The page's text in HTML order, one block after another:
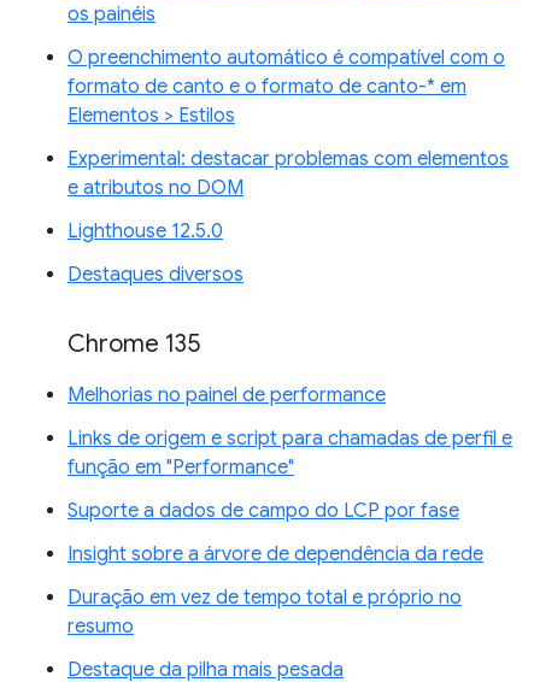
os painéis
O preenchimento automático é compatível com o
formato de canto e o formato de canto-* em
Elementos > Estilos
Experimental: destacar problemas com elementos
e atributos no DOM
Lighthouse 12.5.0
Destaques diversos
Chrome 135
Melhorias no painel de performance
Links de origem e script para chamadas de perfil e
função em "Performance"
Suporte a dados de campo do LCP por fase
Insight sobre a árvore de dependência da rede
Duração em vez de tempo total e próprio no
resumo
Destaque da pilha mais pesada